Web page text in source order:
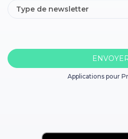
Applications pour